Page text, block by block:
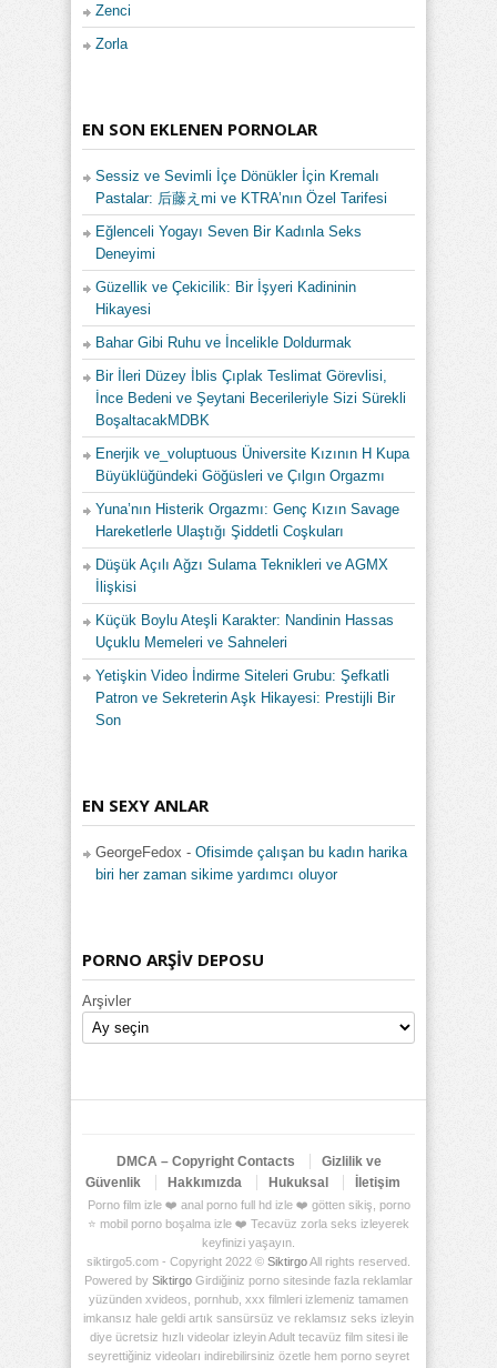
Zenci
Zorla
EN SON EKLENEN PORNOLAR
Sessiz ve Sevimli İçe Dönükler İçin Kremalı
Pastalar: 后藤えmi ve KTRA’nın Özel Tarifesi
Eğlenceli Yogayı Seven Bir Kadınla Seks
Deneyimi
Güzellik ve Çekicilik: Bir İşyeri Kadininin
Hikayesi
Bahar Gibi Ruhu ve İncelikle Doldurmak
Bir İleri Düzey İblis Çıplak Teslimat Görevlisi,
İnce Bedeni ve Şeytani Becerileriyle Sizi Sürekli
BoşaltacakMDBK
Enerjik ve_voluptuous Üniversite Kızının H Kupa
Büyüklüğündeki Göğüsleri ve Çılgın Orgazmı
Yuna’nın Histerik Orgazmı: Genç Kızın Savage
Hareketlerle Ulaştığı Şiddetli Coşkuları
Düşük Açılı Ağzı Sulama Teknikleri ve AGMX
İlişkisi
Küçük Boylu Ateşli Karakter: Nandinin Hassas
Uçuklu Memeleri ve Sahneleri
Yetişkin Video İndirme Siteleri Grubu: Şefkatli
Patron ve Sekreterin Aşk Hikayesi: Prestijli Bir
Son
EN SEXY ANLAR
GeorgeFedox - Ofisimde çalışan bu kadın harika
biri her zaman sikime yardımcı oluyor
PORNO ARŞİV DEPOSU
Arşivler
DMCA – Copyright Contacts
Gizlilik ve
Güvenlik
Hakkımızda Hukuksal İletişim
Porno film izle ❤️ anal porno full hd izle ❤️ götten sikiş, porno
⭐ mobil porno boşalma izle ❤️ Tecavüz zorla seks izleyerek
keyfinizi yaşayın.
siktirgo5.com - Copyright 2022 © SiktirgoAll rights reserved.
Powered by Siktirgo Girdiğiniz porno sitesinde fazla reklamlar
yüzünden xvideos, pornhub, xxx filmleri izlemeniz tamamen
imkansız hale geldi artık sansürsüz ve reklamsız seks izleyin
diye ücretsiz hızlı videolar izleyin Adult tecavüz film sitesi ile
seyrettiğiniz videoları indirebilirsiniz özetle hem porno seyret